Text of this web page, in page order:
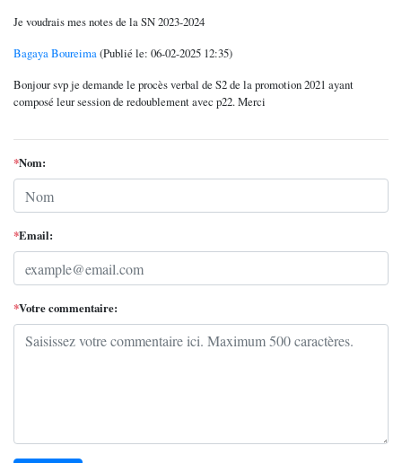
Je voudrais mes notes de la SN 2023-2024
Bagaya Boureima(Publié le: 06-02-2025 12:35)
Bonjour svp je demande le procès verbal de S2 de la promotion 2021 ayant
composé leur session de redoublement avec p22. Merci
*Nom:
*Email:
*Votre commentaire: